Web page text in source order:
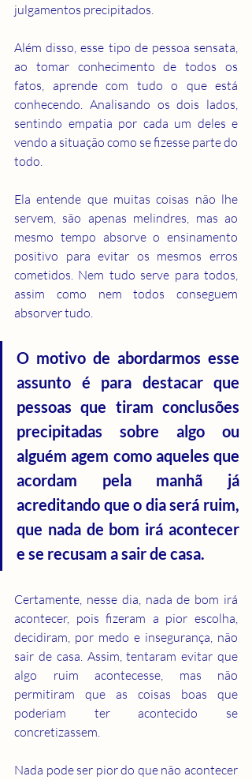
julgamentos precipitados.
Além disso, esse tipo de pessoa sensata,
ao tomar conhecimento de todos os
fatos, aprende com tudo o que está
conhecendo. Analisando os dois lados,
sentindo empatia por cada um deles e
vendo a situação como se fizesse parte do
todo.
Ela entende que muitas coisas não lhe
servem, são apenas melindres, mas ao
mesmo tempo absorve o ensinamento
positivo para evitar os mesmos erros
cometidos. Nem tudo serve para todos,
assim como nem todos conseguem
absorver tudo.
O motivo de abordarmos esse
assunto é para destacar que
pessoas que tiram conclusões
precipitadas sobre algo ou
alguém agem como aqueles que
acordam pela manhã já
acreditando que o dia será ruim,
que nada de bom irá acontecer
e se recusam a sair de casa.
Certamente, nesse dia, nada de bom irá
acontecer, pois fizeram a pior escolha,
decidiram, por medo e insegurança, não
sair de casa. Assim, tentaram evitar que
algo ruim acontecesse, mas não
permitiram que as coisas boas que
poderiam ter acontecido se
concretizassem.
Nada pode ser pior do que não acontecer